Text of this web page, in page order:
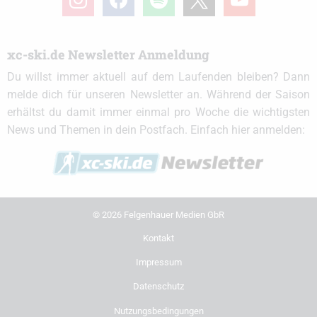
xc-ski.de Newsletter Anmeldung
Du willst immer aktuell auf dem Laufenden bleiben? Dann
melde dich für unseren Newsletter an. Während der Saison
erhältst du damit immer einmal pro Woche die wichtigsten
News und Themen in dein Postfach. Einfach hier anmelden:
© 2026 Felgenhauer Medien GbR
Kontakt
Impressum
Datenschutz
Nutzungsbedingungen